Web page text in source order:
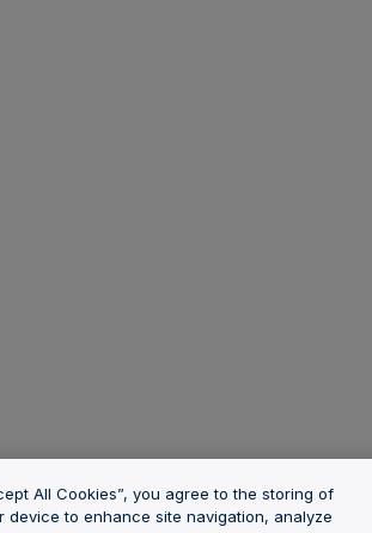
All Cookies”, you agree to the storing of
device to enhance site navigation, analyze